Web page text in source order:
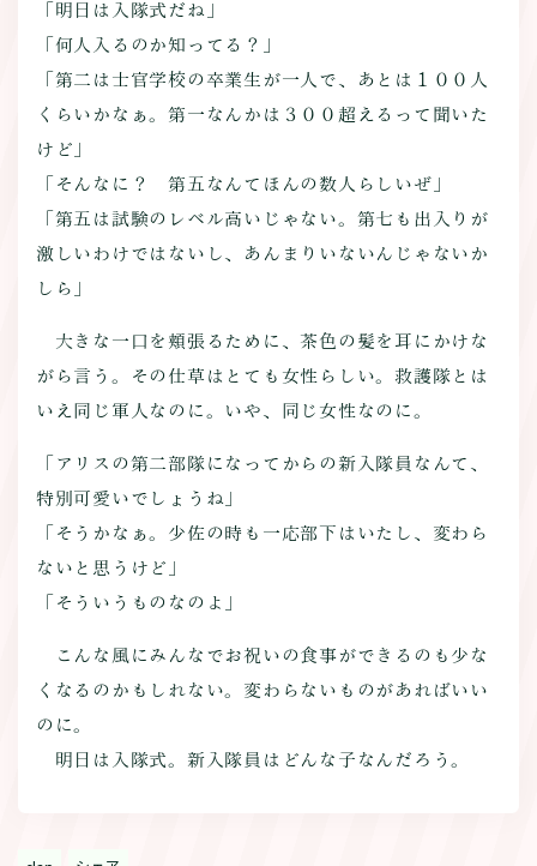
「明日は入隊式だね」
「何人入るのか知ってる？」
「第二は士官学校の卒業生が一人で、あとは１００人
くらいかなぁ。第一なんかは３００超えるって聞いた
けど」
「そんなに？ 第五なんてほんの数人らしいぜ」
「第五は試験のレベル高いじゃない。第七も出入りが
激しいわけではないし、あんまりいないんじゃないか
しら」
大きな一口を頬張るために、茶色の髪を耳にかけな
がら言う。その仕草はとても女性らしい。救護隊とは
いえ同じ軍人なのに。いや、同じ女性なのに。
「アリスの第二部隊になってからの新入隊員なんて、
特別可愛いでしょうね」
「そうかなぁ。少佐の時も一応部下はいたし、変わら
ないと思うけど」
「そういうものなのよ」
こんな風にみんなでお祝いの食事ができるのも少な
くなるのかもしれない。変わらないものがあればいい
のに。
明日は入隊式。新入隊員はどんな子なんだろう。